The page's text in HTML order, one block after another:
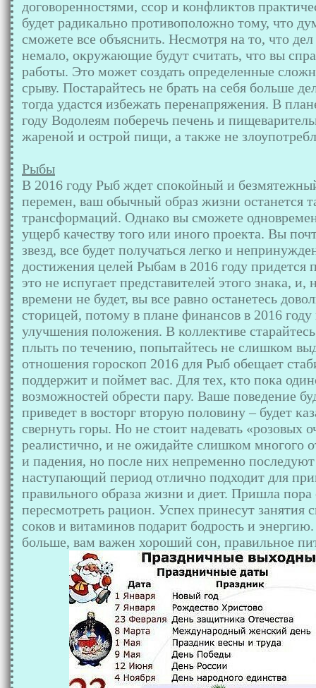
договоренностями, ссор и конфликтов
будет радикально противоположно тому, что
сможете все объяснить. Несмотря на то, что
немало, окружающие будут считать, что вы
работы. Это может создать определенные
срыву. Постарайтесь не брать на себя больше
тогда удастся избежать перенапряжения. В
году Водолеям поберечь печень и
жареной и острой пищи, а также не
Рыбы
В 2016 году Рыб ждет спокойный и
перемен, ваш обычный образ жизни останется
трансформаций. Однако вы сможете
ущерб качеству того или иного проекта. Вы
звезд, все будет получаться легко и
достижения целей Рыбам в 2016 году
это не испугает представителей этого знака, и,
времени не будет, вы все равно останетесь
сторицей, потому в плане финансов в 2016
улучшения положения. В коллективе
плыть по течению, попытайтесь не слишком
отношения гороскоп 2016 для Рыб обещает
поддержит и поймет вас. Для тех, кто пока
возможностей обрести пару. Ваше поведение
приведет в восторг вторую половину – будет
свернуть горы. Но не стоит надевать «розовых
реалистично, и не ожидайте слишком многого
и падения, но после них непременно
наступающий период отлично подходит для
правильного образа жизни и диет. Пришла пора
пересмотреть рацион. Успех принесут занятия
соков и витаминов подарит бодрость и
больше, вам важен хороший сон, правильное